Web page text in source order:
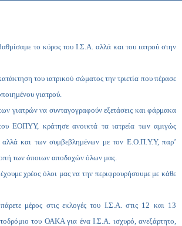
το κύρος του Ι.Σ.Α. αλλά και του ιατρού στην
του ιατρικού σώματος την τριετία που πέρασε
γιατρού.
γιατρών να συνταγογραφούν εξετάσεις και φάρμακα
ΕΟΠΥΥ, κράτησε ανοικτά τα ιατρεία των αμιγώς
αλλά και των συμβεβλημένων με τον Ε.Ο.Π.Υ.Υ, παρ’
των όποιων αποδοχών όλων μας.
χρέος όλοι μας να την περιφρουρήσουμε με κάθε
μέρος στις εκλογές του Ι.Σ.Α. στις 12 και 13
του ΟΑΚΑ για ένα Ι.Σ.Α. ισχυρό, ανεξάρτητο,